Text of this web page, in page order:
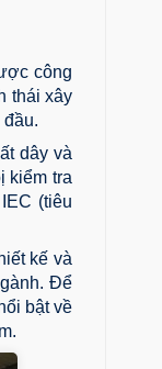
công
thái xây
dây và
kiểm tra
(tiêu
kế và
Để
bật về